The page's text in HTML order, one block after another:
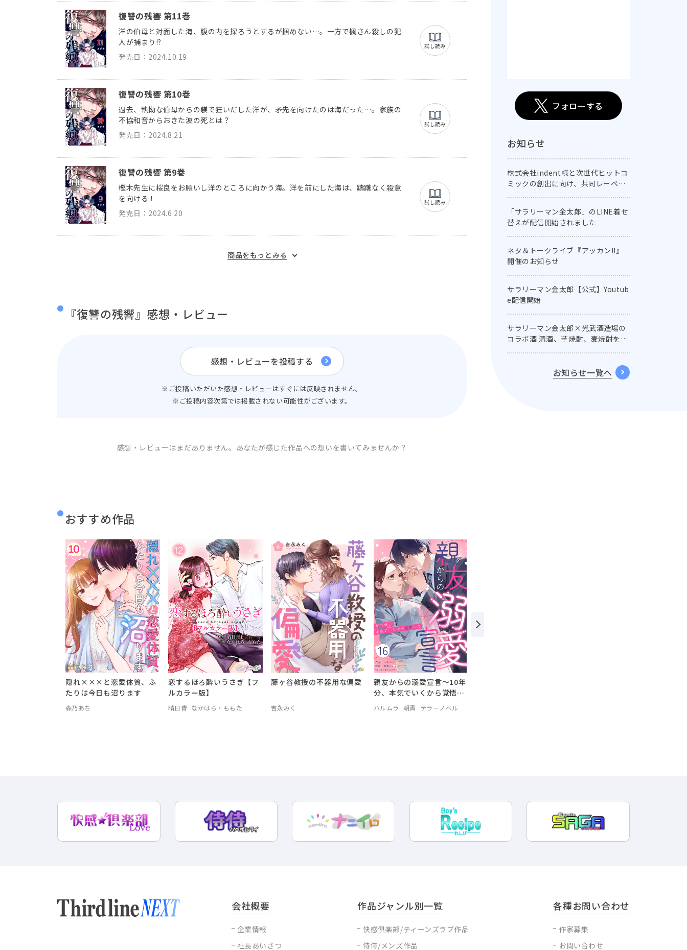
フォローする
お知らせ
株式会社indent様と次世代ヒットコ
ミックの創出に向け、共同レーベル
「サラリーマン金太郎」のLINE着せ
替えが配信開始されました
ネタ＆トークライブ『アッカン!!』
開催のお知らせ
サラリーマン金太郎【公式】Youtub
e配信開始
サラリーマン金太郎×光武酒造場の
コラボ酒 清酒、芋焼酎、麦焼酎を名
お知らせ一覧へ
復讐の残響 第11巻
洋の伯母と対面した海、腹の内を探ろうとするが掴めない…。一方で楓さん殺しの犯
人が捕まり!?
発売日：2024.10.19
試し読み
復讐の残響 第10巻
過去、執拗な伯母からの躾で狂いだした洋が、矛先を向けたのは海だった…。家族の
不協和音からおきた波の死とは？
発売日：2024.8.21
試し読み
復讐の残響 第9巻
樫木先生に桜良をお願いし洋のところに向かう海。洋を前にした海は、躊躇なく殺意
を向ける！
発売日：2024.6.20
試し読み
商品をもっとみる
『復讐の残響』感想・レビュー
感想・レビューを投稿する
※ご投稿いただいた感想・レビューはすぐには反映されません。
※ご投稿内容次第では掲載されない可能性がございます。
感想・レビューはまだありません。 あなたが感じた作品への想いを書いてみませんか？
おすすめ作品
隠れ×××と恋愛体質、ふ
たりは今日も沼ります
森乃あち
恋するほろ酔いうさぎ【フ
ルカラー版】
晴日青 なかはら・ももた
藤ヶ谷教授の不器用な偏愛
吉永みく
親友からの溺愛宣言～10年
分、本気でいくから覚悟し
ハルムラ 朝貴 テラーノベル
会社概要
企業情報
社長あいさつ
作品ジャンル別一覧
快感倶楽部/ティーンズラブ作品
侍侍/メンズ作品
各種お問い合わせ
作家募集
お問い合わせ